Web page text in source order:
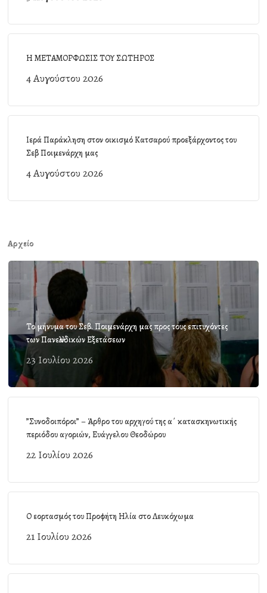
Η ΜΕΤΑΜΟΡΦΩΣΙΣ ΤΟΥ ΣΩΤΗΡΟΣ
4 Αυγούστου 2026
Ιερά Παράκληση στον οικισμό Κατσαρού προεξάρχοντος του
Σεβ Ποιμενάρχη μας
4 Αυγούστου 2026
Αρχείο
Το μήνυμα του Σεβ. Ποιμενάρχη μας προς τους επιτυχόντες
των Πανελλαδικών Εξετάσεων
23 Ιουλίου 2026
”Συνοδοιπόροι” – Άρθρο του αρχηγού της α΄ κατασκηνωτικής
περιόδου αγοριών, Ευάγγελου Θεοδώρου
22 Ιουλίου 2026
Ο εορτασμός του Προφήτη Ηλία στο Λευκόχωμα
21 Ιουλίου 2026